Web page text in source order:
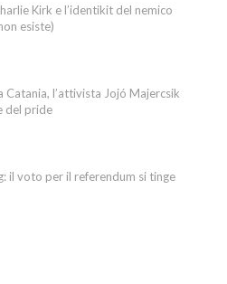
Kirk e l’identikit del nemico
esiste)
Catania, l’attivista Jojó Majercsik
del pride
il voto per il referendum si tinge